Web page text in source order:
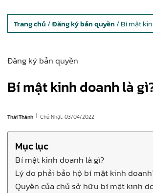
Trang chủ /Đăng ký bản quyền / Bí mật
Đăng ký bản quyền
Bí mật kinh doanh là
Thái Thành | Chủ Nhật, 03/04/2022
Mục lục
Bí mật kinh doanh là gì?
Lý do phải bảo hộ bí mật kinh
Quyền của chủ sở hữu bí mật kinh